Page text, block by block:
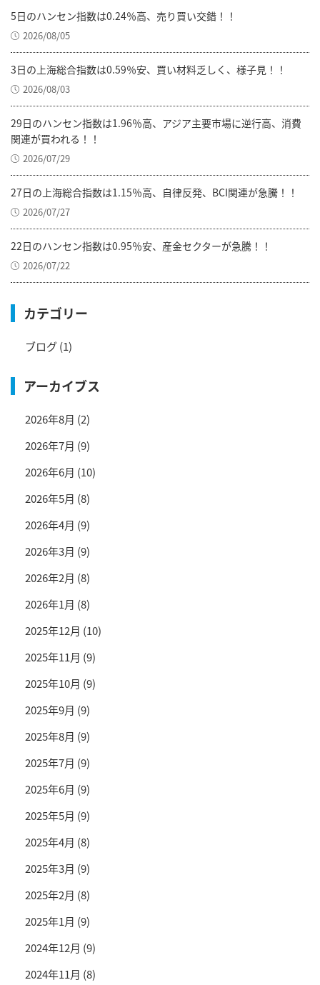
5日のハンセン指数は0.24％高、売り買い交錯！！
2026/08/05
3日の上海総合指数は0.59％安、買い材料乏しく、様子見！！
2026/08/03
29日のハンセン指数は1.96％高、アジア主要市場に逆行高、消費
関連が買われる！！
2026/07/29
27日の上海総合指数は1.15％高、自律反発、BCI関連が急騰！！
2026/07/27
22日のハンセン指数は0.95％安、産金セクターが急騰！！
2026/07/22
カテゴリー
ブログ(1)
アーカイブス
2026年8月 (2)
2026年7月 (9)
2026年6月 (10)
2026年5月 (8)
2026年4月 (9)
2026年3月 (9)
2026年2月 (8)
2026年1月 (8)
2025年12月 (10)
2025年11月 (9)
2025年10月 (9)
2025年9月 (9)
2025年8月 (9)
2025年7月 (9)
2025年6月 (9)
2025年5月 (9)
2025年4月 (8)
2025年3月 (9)
2025年2月 (8)
2025年1月 (9)
2024年12月 (9)
2024年11月 (8)